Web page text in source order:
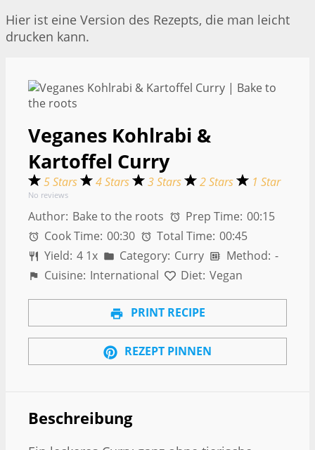
Hier ist eine Version des Rezepts, die man leicht
drucken kann.
Veganes Kohlrabi &
Kartoffel Curry
5 Stars 4 Stars 3 Stars 2 Stars 1 Star
No reviews
Author: Bake to the roots Prep Time: 00:15
Cook Time: 00:30 Total Time: 00:45
Yield: 4 1x Category: Curry Method: -
Cuisine: International Diet: Vegan
PRINT RECIPE
REZEPT PINNEN
Beschreibung